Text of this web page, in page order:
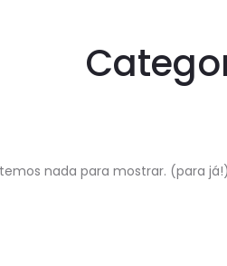
nada para mostrar. (para já!)